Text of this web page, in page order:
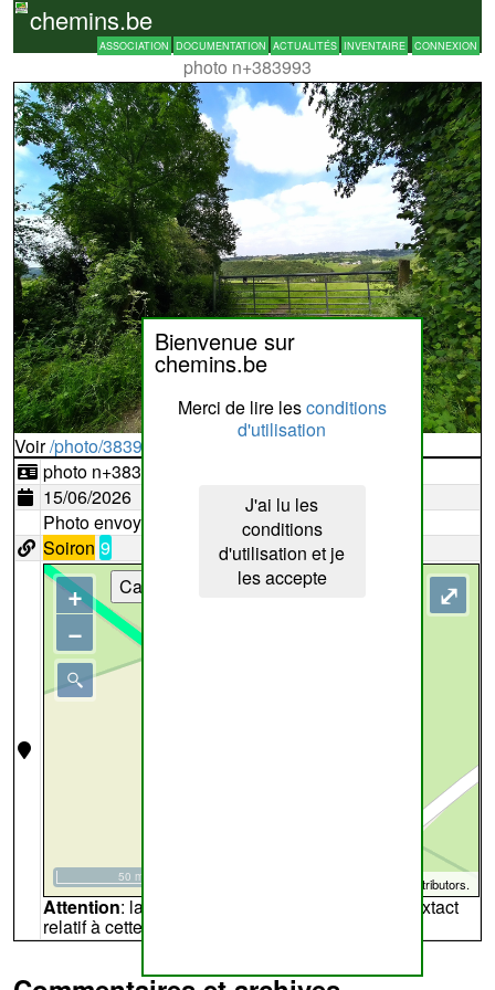
chemins.be
ASSOCIATION DOCUMENTATION ACTUALITÉS INVENTAIRE CONNEXION
photo n+383993
Bienvenue sur
chemins.be
Merci de lire lesconditions
d'utilisation
J'ai lu les
conditions
d'utilisation et je
les accepte
Voir/photo/383993?typ=d
photo n+383993
15/06/2026
Photo envoyée par
Dany
Soiron 9
contributors.
50 m
+
−
⤢
Cartes
Attention: la carte peut ne pas refléter l'endroit extact
relatif à cette archive